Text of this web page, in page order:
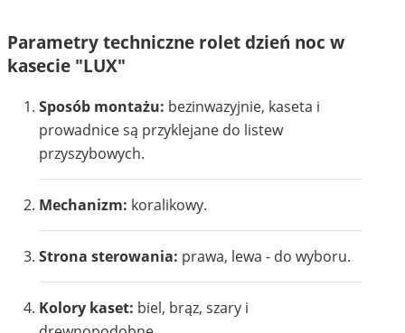
1105
Parametry techniczne rolet dzień noc w
kasecie "LUX"
Sposób montażu: bezinwazyjnie, kaseta i
prowadnice są przyklejane do listew
przyszybowych.
Mechanizm: koralikowy.
Strona sterowania: prawa, lewa - do wyboru.
Kolory kaset: biel, brąz, szary i